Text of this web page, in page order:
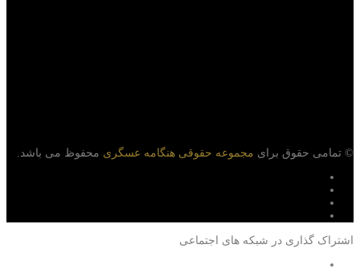
© تمامی حقوق برای مجموعه حقوقی هنگامه عسگری محفوظ می باشد.
اشتراک گذاری در شبکه های اجتماعی